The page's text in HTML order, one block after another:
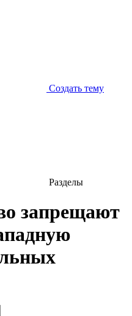
Создать тему
Разделы
запрещают